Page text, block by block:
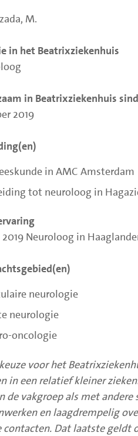
M.
in het Beatrixziekenhuis
in Beatrixziekenhuis
2019
in AMC Amsterdam
tot neuroloog in
2019 Neuroloog in
neurologie
neurologie
oncologie
voor het
in een relatief kleiner
de vakgroep als met
en laagdrempelig
contacten. Dat laatste geldt